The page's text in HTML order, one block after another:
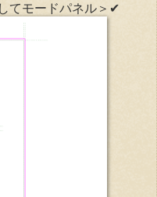
てモードパネル＞✔